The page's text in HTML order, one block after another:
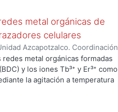
metal orgánicas de
celulares
Azcapotzalco. Coordinación
Diana Laura
metal orgánicas formadas
y los iones Tb³⁺ y Er³⁺ como
la agitación a temperatura